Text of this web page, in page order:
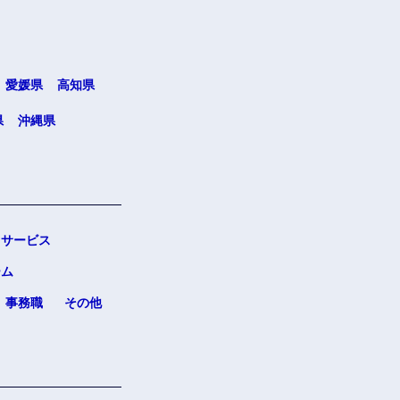
愛媛県 高知県
沖縄県
サービス
事務職 その他